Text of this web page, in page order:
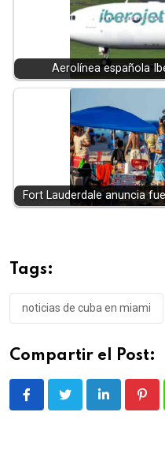
Aerolínea española
Fort Lauderdale anuncia
Tags:
noticias de cuba en miami
Compartir el Post:
LinkedIn